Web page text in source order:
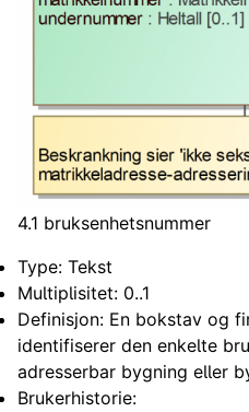
4.1 bruksenhetsnummer
Type: Tekst
Multiplisitet: 0..1
Definisjon: En bokstav og
identifiserer den enkelte
adresserbar bygning eller
Brukerhistorie: